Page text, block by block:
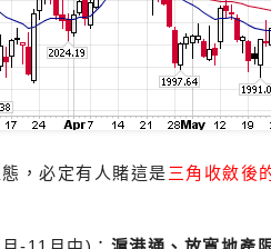
，必定有人賭這是三角收斂後